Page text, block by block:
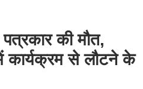
की मौत,
कार्यक्रम से लौटने के